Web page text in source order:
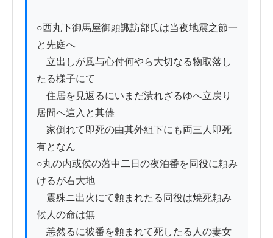
○西丸下御馬屋御頭諏訪部氏は当夜地震之節一
と先庭へ
立出しが風与心付何やら大切なる物取落し
たる様子にて
住居を見返るにいまだ潰れざるゆへ立戻り
居間へ這入と其儘
家倒れて即死の由其外組下にも両三人即死
有となん
○丸の内或侯の藩中二日の夜泊番を同役に頼み
けるが右大地
震殊ニ出火にて頼まれたる同役は焼死頼み
候人の命は無
恙然るに彼番を頼まれて死したる人の妻女